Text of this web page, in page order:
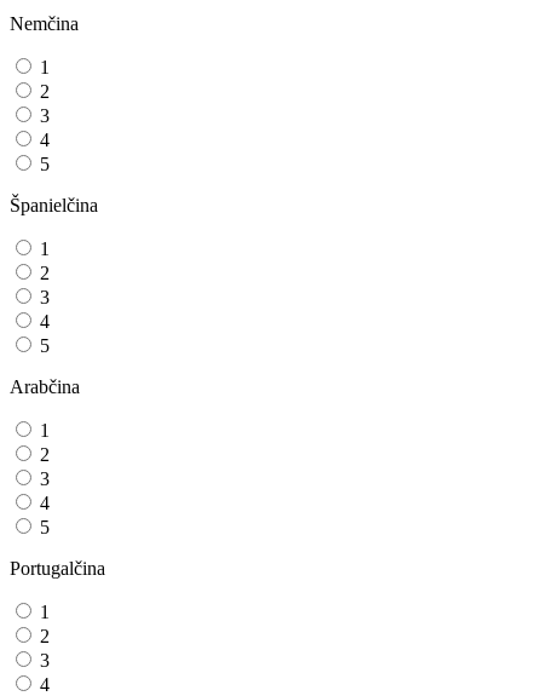
Nemčina
1
2
3
4
5
Španielčina
1
2
3
4
5
Arabčina
1
2
3
4
5
Portugalčina
1
2
3
4